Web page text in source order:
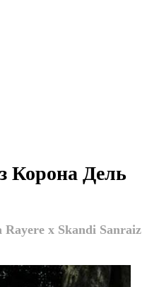
Корона Дель
Rayere x Skandi Sanraiz